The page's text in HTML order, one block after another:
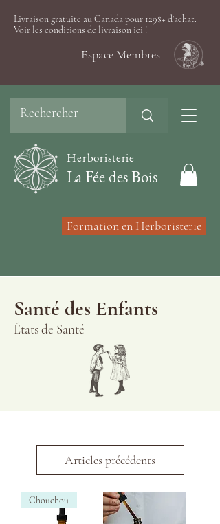
Livraison gratuite au Canada pour 129$+ d'achat.
Voir les conditions de livraison ici !
Espace Membres
Herboristerie
La Fée des Bois
Formation en Herboristerie
Santé des Enfants
États de Santé
Articles précédents
Chouchou